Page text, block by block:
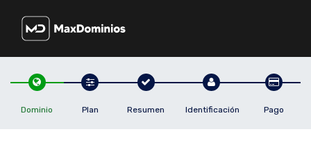
Dominio Plan Resumen Identificación Pago